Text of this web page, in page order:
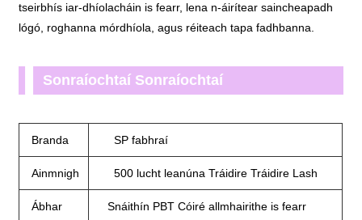
tseirbhís iar-dhíolacháin is fearr, lena n-áirítear saincheapadh
lógó, roghanna mórdhíola, agus réiteach tapa fadhbanna.
Sonraíochtaí Sonraíochtaí
Branda SP fabhraí
Ainmnigh 500 lucht leanúna Tráidire Tráidire Lash
Ábhar Snáithín PBT Cóiré allmhairithe is fearr